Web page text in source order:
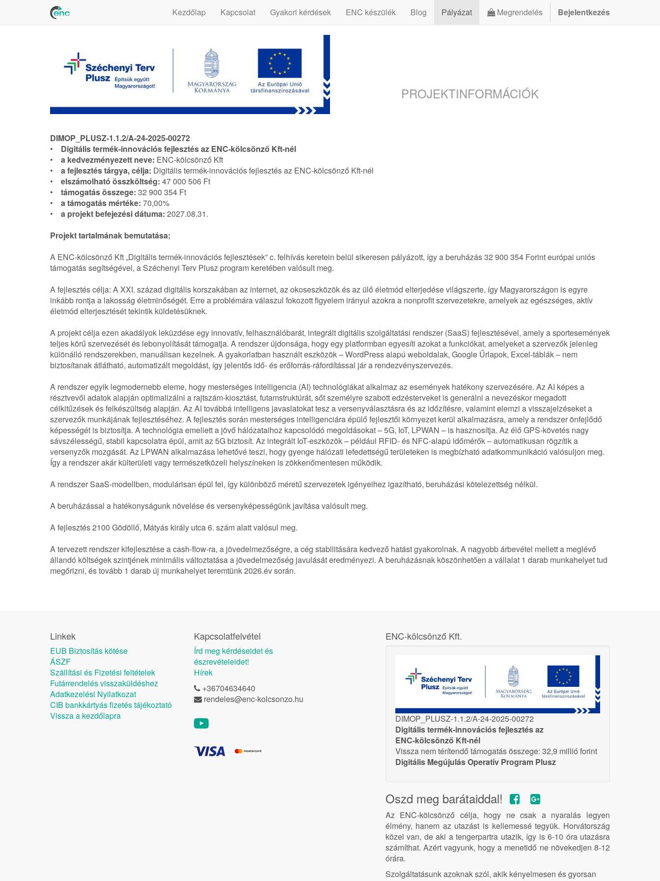
Kezdőlap Kapcsolat Gyakori kérdések ENC készülék Blog Pályázat Megrendelés Bejelentkezés
PROJEKTINFORMÁCIÓK
DIMOP_PLUSZ-1.1.2/A-24-2025-00272
• Digitális termék-innovációs fejlesztés az ENC-kölcsönző Kft-nél
• a kedvezményezett neve: ENC-kölcsönző Kft
• a fejlesztés tárgya, célja: Digitális termék-innovációs fejlesztés az ENC-kölcsönző Kft-nél
• elszámolható összköltség: 47 000 506 Ft
• támogatás összege: 32 900 354 Ft
• a támogatás mértéke: 70,00%
• a projekt befejezési dátuma: 2027.08.31.
Projekt tartalmának bemutatása:
A ENC-kölcsönző Kft „Digitális termék-innovációs fejlesztések” c. felhívás keretein belül sikeresen pályázott, így a beruházás 32 900 354 Forint európai uniós
támogatás segítségével, a Széchenyi Terv Plusz program keretében valósult meg.
A fejlesztés célja: A XXI. század digitális korszakában az internet, az okoseszközök és az ülő életmód elterjedése világszerte, így Magyarországon is egyre
inkább rontja a lakosság életminőségét. Erre a problémára válaszul fokozott figyelem irányul azokra a nonprofit szervezetekre, amelyek az egészséges, aktív
életmód elterjesztését tekintik küldetésüknek.
A projekt célja ezen akadályok leküzdése egy innovatív, felhasználóbarát, integrált digitális szolgáltatási rendszer (SaaS) fejlesztésével, amely a sportesemények
teljes körű szervezését és lebonyolítását támogatja. A rendszer újdonsága, hogy egy platformban egyesíti azokat a funkciókat, amelyeket a szervezők jelenleg
különálló rendszerekben, manuálisan kezelnek. A gyakorlatban használt eszközök – WordPress alapú weboldalak, Google Űrlapok, Excel-táblák – nem
biztosítanak átlátható, automatizált megoldást, így jelentős idő- és erőforrás-ráfordítással jár a rendezvényszervezés.
A rendszer egyik legmodernebb eleme, hogy mesterséges intelligencia (AI) technológiákat alkalmaz az események hatékony szervezésére. Az AI képes a
résztvevői adatok alapján optimalizálni a rajtszám-kiosztást, futamstruktúrát, sőt személyre szabott edzésterveket is generálni a nevezéskor megadott
célkitűzések és felkészültség alapján. Az AI továbbá intelligens javaslatokat tesz a versenyválasztásra és az időzítésre, valamint elemzi a visszajelzéseket a
szervezők munkájának fejlesztéséhez. A fejlesztés során mesterséges intelligenciára épülő fejlesztői környezet kerül alkalmazásra, amely a rendszer önfejlődő
képességét is biztosítja. A technológia emellett a jövő hálózataihoz kapcsolódó megoldásokat – 5G, IoT, LPWAN – is hasznosítja. Az élő GPS-követés nagy
sávszélességű, stabil kapcsolatra épül, amit az 5G biztosít. Az integrált IoT-eszközök – például RFID- és NFC-alapú időmérők – automatikusan rögzítik a
versenyzők mozgását. Az LPWAN alkalmazása lehetővé teszi, hogy gyenge hálózati lefedettségű területeken is megbízható adatkommunikáció valósuljon meg.
Így a rendszer akár külterületi vagy természetközeli helyszíneken is zökkenőmentesen működik.
A rendszer SaaS-modellben, modulárisan épül fel, így különböző méretű szervezetek igényeihez igazítható, beruházási kötelezettség nélkül.
A beruházással a hatékonyságunk növelése és versenyképességünk javítása valósult meg.
A fejlesztés 2100 Gödöllő, Mátyás király utca 6. szám alatt valósul meg.
A tervezett rendszer kifejlesztése a cash-flow-ra, a jövedelmezőségre, a cég stabilitására kedvező hatást gyakorolnak. A nagyobb árbevétel mellett a meglévő
állandó költségek szintjének minimális változtatása a jövedelmezőség javulását eredményezi. A beruházásnak köszönhetően a vállalat 1 darab munkahelyet tud
megőrizni, és tovább 1 darab új munkahelyet teremtünk 2026.év során.
Linkek
EUB Biztosítás kötése
ÁSZF
Szállítási és Fizetési feltételek
Futárrendelés visszaküldéshez
Adatkezelési Nyilatkozat
CIB bankkártyás fizetés tájékoztató
Vissza a kezdőlapra
Kapcsolatfelvétel
Írd meg kérdéseidet és
észrevételeidet!
Hírek
+36704634640
rendeles@enc-kolcsonzo.hu
ENC-kölcsönző Kft.
DIMOP_PLUSZ-1.1.2/A-24-2025-00272
Digitális termék-innovációs fejlesztés az
ENC-kölcsönző Kft-nél
Vissza nem térítendő támogatás összege: 32,9 millió forint
Digitális Megújulás Operatív Program Plusz
Oszd meg barátaiddal!
Az ENC-kölcsönző célja, hogy ne csak a nyaralás legyen
élmény, hanem az utazást is kellemessé tegyük. Horvátország
közel van, de aki a tengerpartra utazik, így is 6-10 óra utazásra
számíthat. Azért vagyunk, hogy a menetidő ne növekedjen 8-12
órára.
Szolgáltatásunk azoknak szól, akik kényelmesen és gyorsan